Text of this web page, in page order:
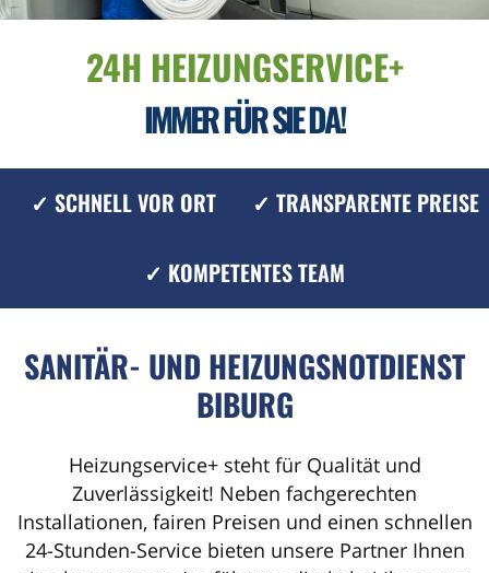
24H HEIZUNGSERVICE+
IMMER FÜR SIE DA!
✓ SCHNELL VOR ORT ✓ TRANSPARENTE PREISE
✓ KOMPETENTES TEAM
SANITÄR- UND HEIZUNGSNOTDIENST
BIBURG
Heizungservice+ steht für Qualität und
Zuverlässigkeit! Neben fachgerechten
Installationen, fairen Preisen und einen schnellen
24-Stunden-Service bieten unsere Partner Ihnen